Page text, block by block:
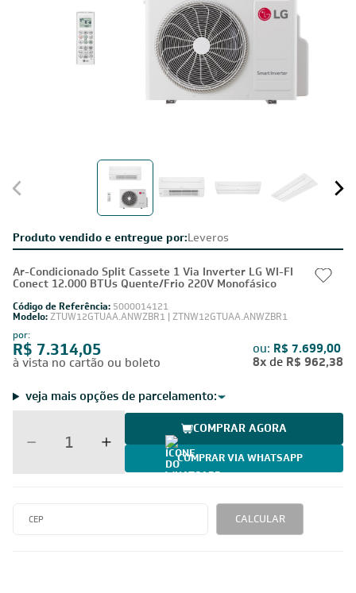
Produto vendido e entregue por:Leveros
Ar-Condicionado Split Cassete 1 Via Inverter LG WI-FI
Conect 12.000 BTUs Quente/Frio 220V Monofásico
Código de Referência: 5000014121
Modelo:ZTUW12GTUAA.ANWZBR1 | ZTNW12GTUAA.ANWZBR1
por:
R$ 7.314,05
à vista no cartão ou boleto
ou: R$ 7.699,00
8x de R$ 962,38
veja mais opções de parcelamento:
COMPRAR AGORA
COMPRAR VIA WHATSAPP
CALCULAR